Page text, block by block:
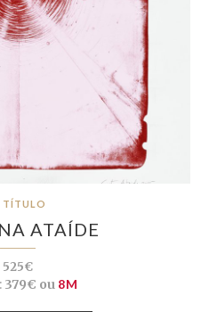
TÍTULO
ATAÍDE
525€
379€ ou 8M